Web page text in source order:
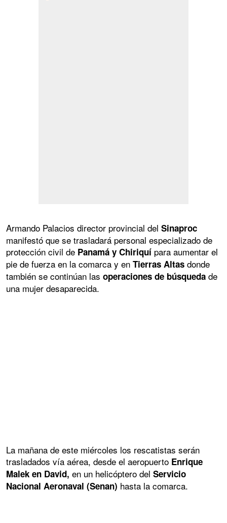
Armando Palacios director provincial del Sinaproc
manifestó que se trasladará personal especializado de
protección civil de Panamá y Chiriquí para aumentar el
pie de fuerza en la comarca y en Tierras Altas donde
también se continúan las operaciones de búsqueda de
una mujer desaparecida.
La mañana de este miércoles los rescatistas serán
trasladados vía aérea, desde el aeropuerto Enrique
Malek en David, en un helicóptero del Servicio
Nacional Aeronaval (Senan) hasta la comarca.